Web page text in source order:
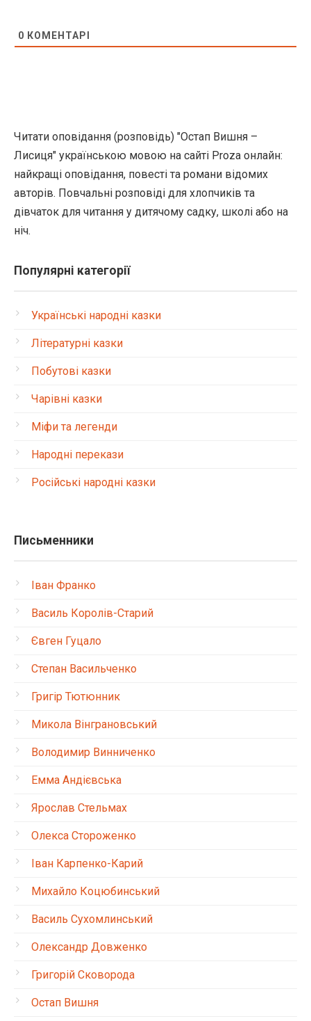
0 КОМЕНТАРІ
Читати оповідання (розповідь) "Остап Вишня –
Лисиця" українською мовою на сайті Proza онлайн:
найкращі оповідання, повесті та романи відомих
авторів. Повчальні розповіді для хлопчиків та
дівчаток для читання у дитячому садку, школі або на
ніч.
Популярні категорії
Українські народні казки
Літературні казки
Побутові казки
Чарівні казки
Міфи та легенди
Народні перекази
Російські народні казки
Письменники
Іван Франко
Василь Королів-Старий
Євген Гуцало
Степан Васильченко
Григір Тютюнник
Микола Вінграновський
Володимир Винниченко
Емма Андієвська
Ярослав Стельмах
Олекса Стороженко
Іван Карпенко-Карий
Михайло Коцюбинський
Василь Сухомлинський
Олександр Довженко
Григорій Сковорода
Остап Вишня